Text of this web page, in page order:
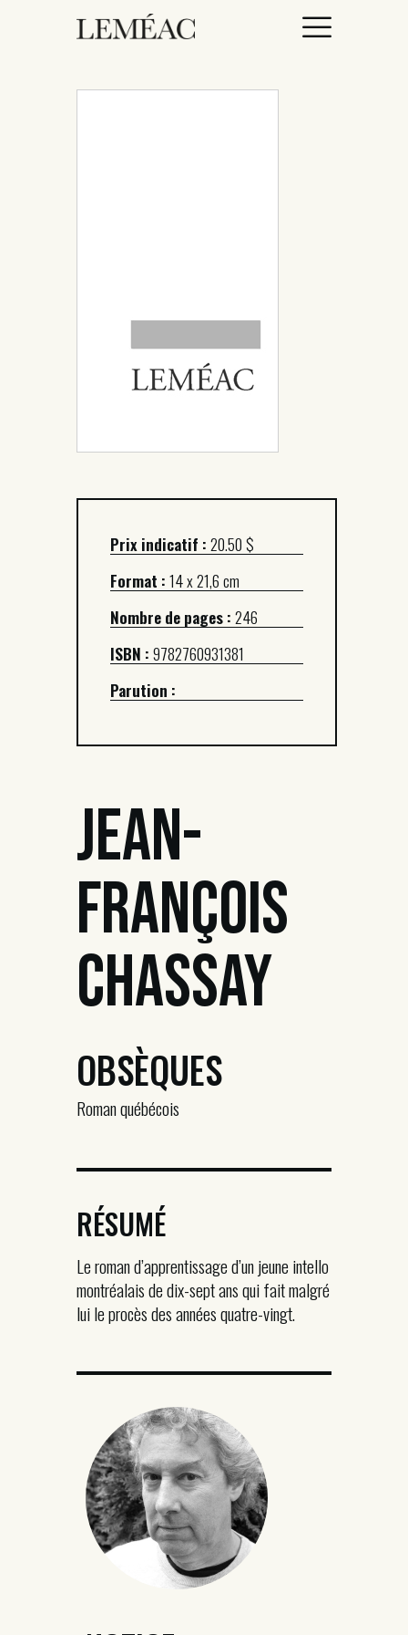
À PROPOS
Prix indicatif :20.50 $
Format :14 x 21,6 cm
Nombre de pages :246
ISBN :9782760931381
Parution :
Jean-
François
Chassay
OBSÈQUES
Roman québécois
RÉSUMÉ
Le roman d’apprentissage d’un jeune intello
montréalais de dix-sept ans qui fait malgré
lui le procès des années quatre-vingt.